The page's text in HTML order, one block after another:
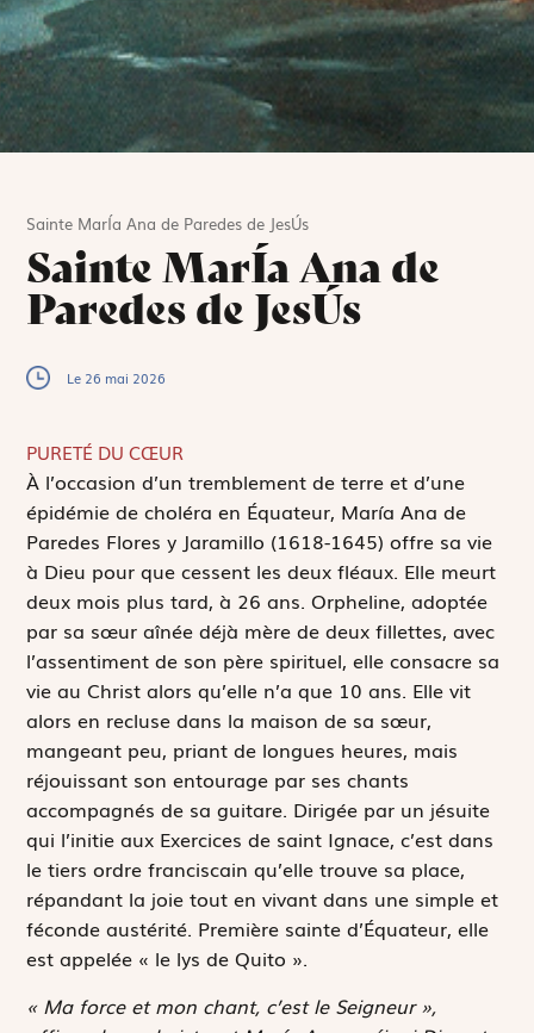
Sainte MarÍa Ana de Paredes de JesÚs
Sainte MarÍa Ana de
Paredes de JesÚs
Le 26 mai 2026
PURETÉ DU CŒUR
À l’occasion d’un tremblement de terre et d’une
épidémie de choléra en Équateur, María Ana de
Paredes Flores y Jaramillo (1618-1645) offre sa vie
à Dieu pour que cessent les deux fléaux. Elle meurt
deux mois plus tard, à 26 ans. Orpheline, adoptée
par sa sœur aînée déjà mère de deux fillettes, avec
l’assentiment de son père spirituel, elle consacre sa
vie au Christ alors qu’elle n’a que 10 ans. Elle vit
alors en recluse dans la maison de sa sœur,
mangeant peu, priant de longues heures, mais
réjouissant son entourage par ses chants
accompagnés de sa guitare. Dirigée par un jésuite
qui l’initie aux Exercices de saint Ignace, c’est dans
le tiers ordre franciscain qu’elle trouve sa place,
répandant la joie tout en vivant dans une simple et
féconde austérité. Première sainte d’Équateur, elle
est appelée « le lys de Quito ».
« Ma force et mon chant, c’est le Seigneur »,